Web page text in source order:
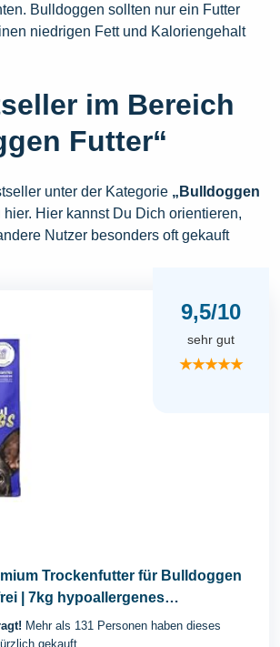
Bulldoggen sollten nur ein Futter
niedrigen Fett und Kaloriengehalt
im Bereich
Futter“
unter der Kategorie „Bulldoggen
hier. Hier kannst Du Dich orientieren,
Nutzer besonders oft gekauft
9,5/10
sehr gut
★★★★★
Trockenfutter für Bulldoggen
| 7kg hypoallergenes
Mehr als 131 Personen haben dieses
gekauft.